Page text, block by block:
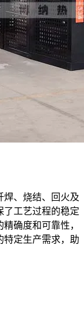
焊、烧结、回火及
了工艺过程的稳定
确度和可靠性，
特定生产需求，助